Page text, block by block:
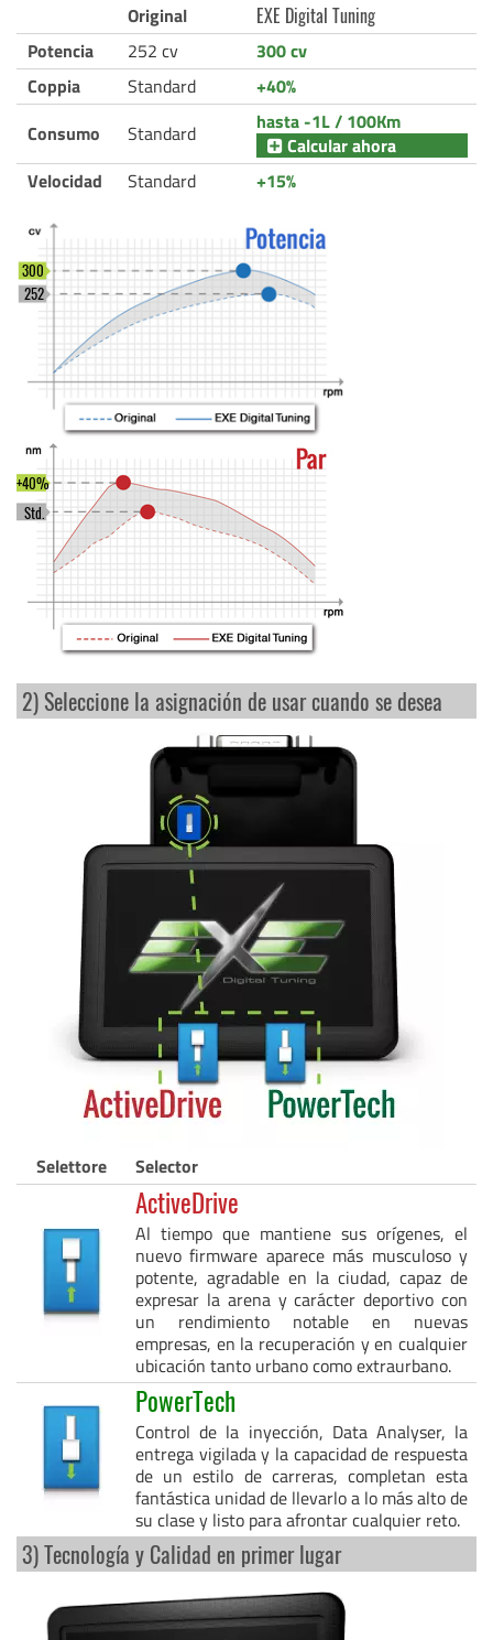
Original
EXE Digital Tuning
Potencia
252 cv
300 cv
Coppia
Standard
+40%
Consumo
Standard
hasta -1L / 100Km
Calcular ahora
Velocidad
Standard +15%
252
300
Std.
+40%
2) Seleccione la asignación de usar cuando se desea
Selettore Selector
ActiveDrive
Al tiempo que mantiene sus orígenes, el
nuevo firmware aparece más musculoso y
potente, agradable en la ciudad, capaz de
expresar la arena y carácter deportivo con
un rendimiento notable en nuevas
empresas, en la recuperación y en cualquier
ubicación tanto urbano como extraurbano.
PowerTech
Control de la inyección, Data Analyser, la
entrega vigilada y la capacidad de respuesta
de un estilo de carreras, completan esta
fantástica unidad de llevarlo a lo más alto de
su clase y listo para afrontar cualquier reto.
3) Tecnología y Calidad en primer lugar